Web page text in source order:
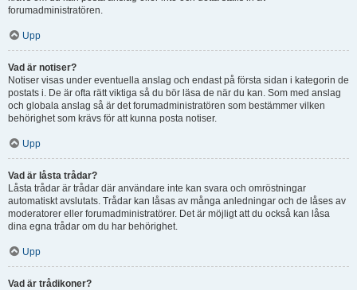
forumadministratören.
Upp
Vad är notiser?
Notiser visas under eventuella anslag och endast på första sidan i kategorin de
postats i. De är ofta rätt viktiga så du bör läsa de när du kan. Som med anslag
och globala anslag så är det forumadministratören som bestämmer vilken
behörighet som krävs för att kunna posta notiser.
Upp
Vad är låsta trådar?
Låsta trådar är trådar där användare inte kan svara och omröstningar
automatiskt avslutats. Trådar kan låsas av många anledningar och de låses av
moderatorer eller forumadministratörer. Det är möjligt att du också kan låsa
dina egna trådar om du har behörighet.
Upp
Vad är trådikoner?